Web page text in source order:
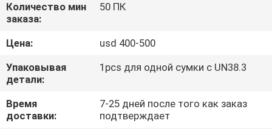
ПРОВЕРКА
КАЧЕСТВА
СВЯЖИТЕСЬ
МЫ
Количество мин
заказа:
50 ПК
Цена:
usd 400-500
Упаковывая
детали:
1pcs для одной сумки с UN38.3
Время
доставки:
7-25 дней после того как заказ
подтверждает